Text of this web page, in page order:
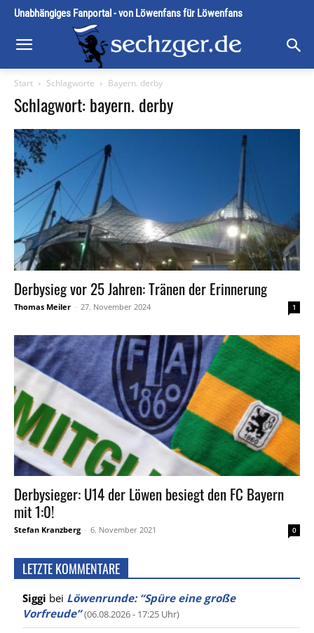
Unabhängiges Fanportal - von Löwenfans für Löwenfans
Start Schlagworte Bayern. derby
Schlagwort: bayern. derby
Derbysieg vor 25 Jahren: Tränen der Erinnerung
Thomas Meiler - 27. November 2024 1
Derbysieger: U14 der Löwen besiegt den FC Bayern
mit 1:0!
Stefan Kranzberg - 6. November 2021 0
LETZTE KOMMENTARE
Siggi bei Löwenrunde: “Spüre eine große
Vorfreude” (06.08.2026 - 17:25 Uhr)